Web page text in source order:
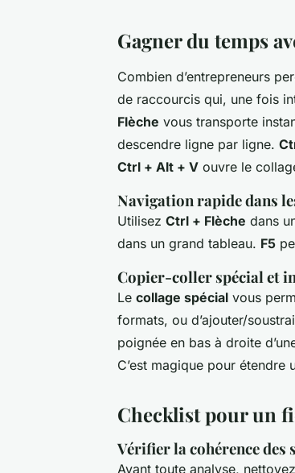
Gagner du temps
Combien d’entrepreneurs
de raccourcis qui, une fois
Flèche vous transporte
descendre ligne par ligne.
Ctrl + Alt + V ouvre le
Navigation rapide dans
Utilisez Ctrl + Flèche dans
dans un grand tableau. F5
Copier-coller spécial et
Le collage spécial vous
formats, ou d’ajouter/
poignée en bas à droite
C’est magique pour
Checklist pour un
Vérifier la cohérence des
Avant toute analyse,